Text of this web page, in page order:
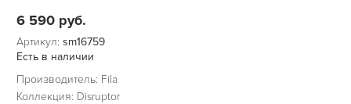
6 590 руб.
Артикул: sm16759
Есть в наличии
Производитель: Fila
Коллекция: Disruptor